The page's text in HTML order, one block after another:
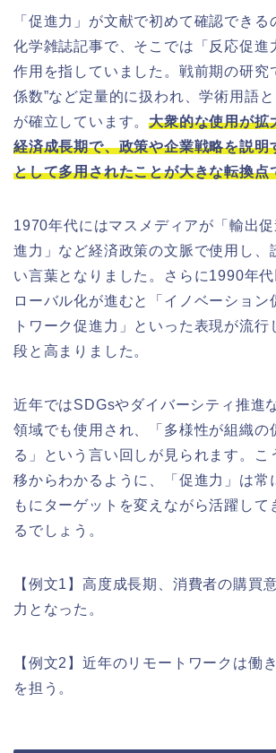
「促進力」が文献で初めて確認でき
化学雑誌記事で、そこでは「反応促進
作用を指していました。戦前期の研究
係数”など定量的に扱われ、学術用語
が確立しています。大衆的な使用が拡
経済成長期で、政策や企業戦略を説明
として多用されたことが大きな転換点
1970年代にはマスメディアが「輸出
進力」など経済政策の文脈で使用し、
い言葉となりました。さらに1990年
ローバル化が進むと「イノベーション
トワーク促進力」といった表現が流行
段と高まりました。
近年ではSDGsやダイバーシティ推進
領域でも使用され、「多様性が組織の
る」という言い回しが見られます。こ
移からわかるように、「促進力」は常
もにターゲットを変えながら活躍して
るでしょう。
【例文1】高度成長期、消費者の購買
力となった。
【例文2】近年のリモートワークは働
を担う。